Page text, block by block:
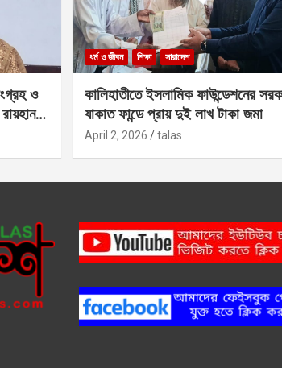
ও
ধর্ম ও জীবন শিক্ষা সারাদেশ
কালিহাতীতে ইসলামিক ফাউন্ডেশনের
যাকাত ফান্ডে প্রায় দুই লাখ টাকা জমা
April 2, 2026 talas